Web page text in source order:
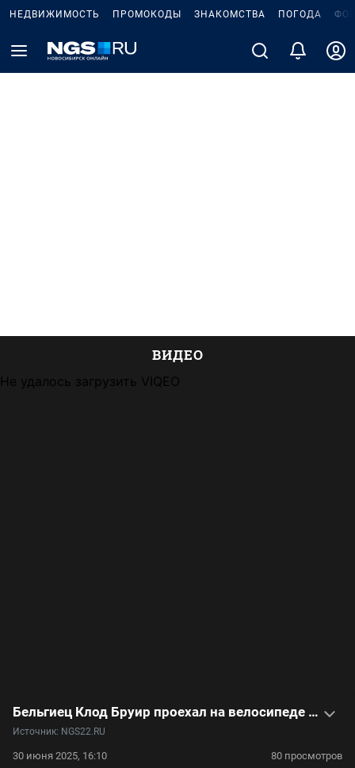
НЕДВИЖИМОСТЬ ПРОМОКОДЫ ЗНАКОМСТВА ПОГОДА
ВИДЕО
Не удалось загрузить VIQEO
Бельгиец Клод Бруир проехал на велосипеде пол-России: видео
Источник: NGS22.RU
30 июня 2025, 16:10 80 просмотров